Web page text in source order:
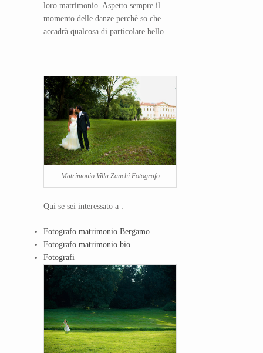
loro matrimonio. Aspetto sempre il
momento delle danze perchè so che
accadrà qualcosa di particolare bello.
Matrimonio Villa Zanchi Fotografo
Qui se sei interessato a :
Fotografo matrimonio Bergamo
Fotografo matrimonio bio
Fotografi